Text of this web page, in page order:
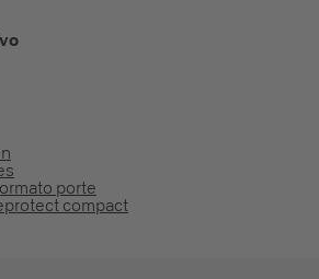
porte
compact